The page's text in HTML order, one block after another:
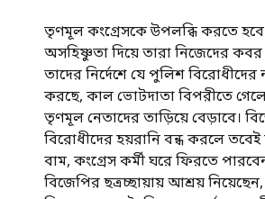
তৃণমূল কংগ্রেসকে উপলব্ধি করতে
অসহিষ্ণুতা দিয়ে তারা নিজেদের
তাদের নির্দেশে যে পুলিশ
করছে, কাল ভোটদাতা বিপরীতে
তৃণমূল নেতাদের তাড়িয়ে বেড়াবে।
বিরোধীদের হয়রানি বন্ধ করলে
বাম, কংগ্রেস কর্মী ঘরে ফিরতে
বিজেপির ছত্রচ্ছায়ায় আশ্রয়